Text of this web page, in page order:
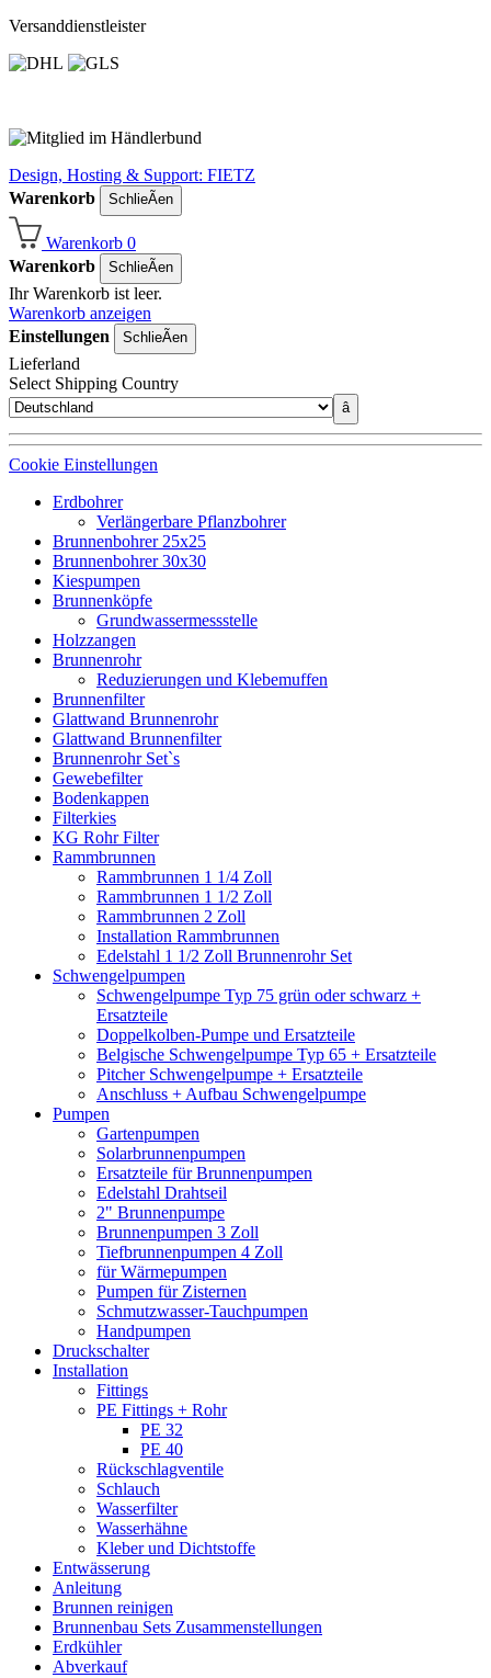
Versanddienstleister
Design, Hosting & Support: FIETZ
Warenkorb
SchlieÃen
Warenkorb 0
Warenkorb
SchlieÃen
Ihr Warenkorb ist leer.
Warenkorb anzeigen
Einstellungen
SchlieÃen
Lieferland
Select Shipping Country
â
Cookie Einstellungen
Erdbohrer
Verlängerbare Pflanzbohrer
Brunnenbohrer 25x25
Brunnenbohrer 30x30
Kiespumpen
Brunnenköpfe
Grundwassermessstelle
Holzzangen
Brunnenrohr
Reduzierungen und Klebemuffen
Brunnenfilter
Glattwand Brunnenrohr
Glattwand Brunnenfilter
Brunnenrohr Set`s
Gewebefilter
Bodenkappen
Filterkies
KG Rohr Filter
Rammbrunnen
Rammbrunnen 1 1/4 Zoll
Rammbrunnen 1 1/2 Zoll
Rammbrunnen 2 Zoll
Installation Rammbrunnen
Edelstahl 1 1/2 Zoll Brunnenrohr Set
Schwengelpumpen
Schwengelpumpe Typ 75 grün oder schwarz +
Ersatzteile
Doppelkolben-Pumpe und Ersatzteile
Belgische Schwengelpumpe Typ 65 + Ersatzteile
Pitcher Schwengelpumpe + Ersatzteile
Anschluss + Aufbau Schwengelpumpe
Pumpen
Gartenpumpen
Solarbrunnenpumpen
Ersatzteile für Brunnenpumpen
Edelstahl Drahtseil
2" Brunnenpumpe
Brunnenpumpen 3 Zoll
Tiefbrunnenpumpen 4 Zoll
für Wärmepumpen
Pumpen für Zisternen
Schmutzwasser-Tauchpumpen
Handpumpen
Druckschalter
Installation
Fittings
PE Fittings + Rohr
PE 32
PE 40
Rückschlagventile
Schlauch
Wasserfilter
Wasserhähne
Kleber und Dichtstoffe
Entwässerung
Anleitung
Brunnen reinigen
Brunnenbau Sets Zusammenstellungen
Erdkühler
Abverkauf